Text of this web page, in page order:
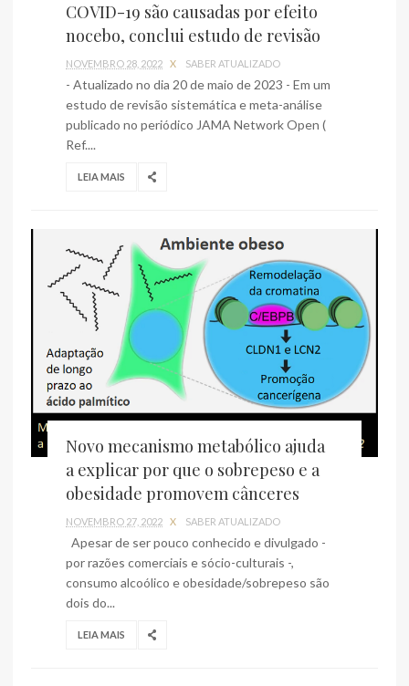
COVID-19 são causadas por efeito
nocebo, conclui estudo de revisão
NOVEMBRO 28, 2022 X SABER ATUALIZADO
- Atualizado no dia 20 de maio de 2023 - Em um
estudo de revisão sistemática e meta-análise
publicado no periódico JAMA Network Open (
Ref....
LEIA MAIS
Novo mecanismo metabólico ajuda
a explicar por que o sobrepeso e a
obesidade promovem cânceres
NOVEMBRO 27, 2022 X SABER ATUALIZADO
Apesar de ser pouco conhecido e divulgado -
por razões comerciais e sócio-culturais -,
consumo alcoólico e obesidade/sobrepeso são
dois do...
LEIA MAIS